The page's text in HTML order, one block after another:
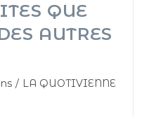
QUE
AUTRES
/ LA QUOTIVIENNE